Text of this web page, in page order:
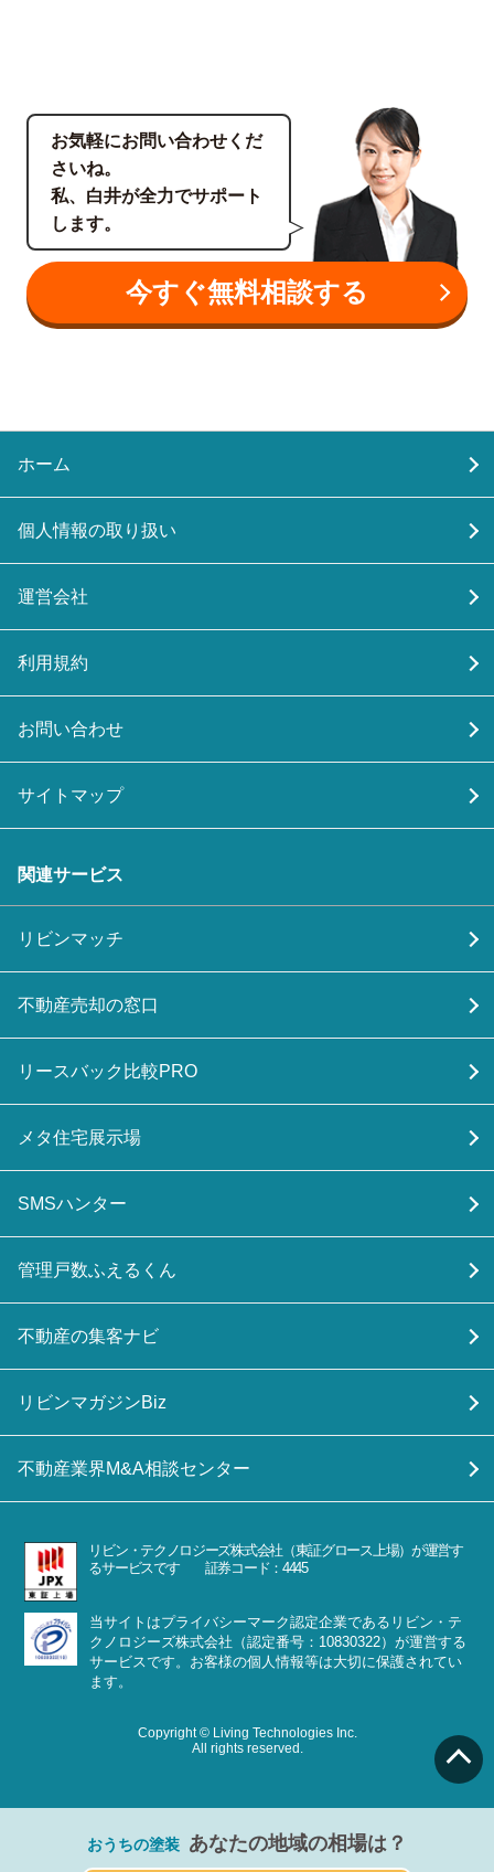
お気軽にお問い合わせくだ
さいね。
私、白井が全力でサポート
します。
今すぐ無料相談する
ホーム
個人情報の取り扱い
運営会社
利用規約
お問い合わせ
サイトマップ
関連サービス
リビンマッチ
不動産売却の窓口
リースバック比較PRO
メタ住宅展示場
SMSハンター
管理戸数ふえるくん
不動産の集客ナビ
リビンマガジンBiz
不動産業界M&A相談センター
リビン・テクノロジーズ株式会社（東証グロース上場）が運営す
るサービスです 証券コード：4445
当サイトはプライバシーマーク認定企業であるリビン・テ
クノロジーズ株式会社（認定番号：10830322）が運営する
サービスです。お客様の個人情報等は大切に保護されてい
ます。
Copyright © Living Technologies Inc.
All rights reserved.
おうちの塗装 あなたの地域の相場は？